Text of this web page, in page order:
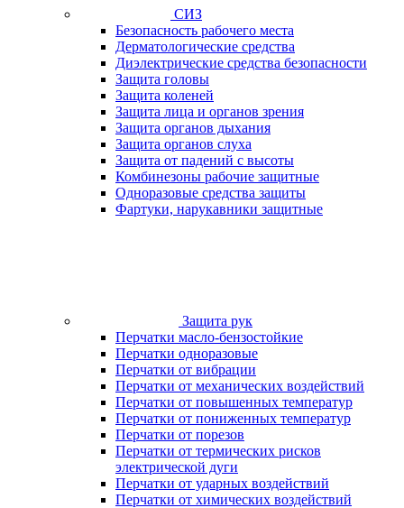
СИЗ
Безопасность рабочего места
Дерматологические средства
Диэлектрические средства безопасности
Защита головы
Защита коленей
Защита лица и органов зрения
Защита органов дыхания
Защита органов слуха
Защита от падений с высоты
Комбинезоны рабочие защитные
Одноразовые средства защиты
Фартуки, нарукавники защитные
Защита рук
Перчатки масло-бензостойкие
Перчатки одноразовые
Перчатки от вибрации
Перчатки от механических воздействий
Перчатки от повышенных температур
Перчатки от пониженных температур
Перчатки от порезов
Перчатки от термических рисков
электрической дуги
Перчатки от ударных воздействий
Перчатки от химических воздействий